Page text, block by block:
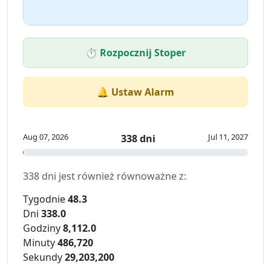
⏱️ Rozpocznij Stoper
🔔 Ustaw Alarm
Aug 07, 2026 338 dni Jul 11, 2027
338 dni jest również równoważne z:
Tygodnie48.3
Dni 338.0
Godziny8,112.0
Minuty486,720
Sekundy29,203,200